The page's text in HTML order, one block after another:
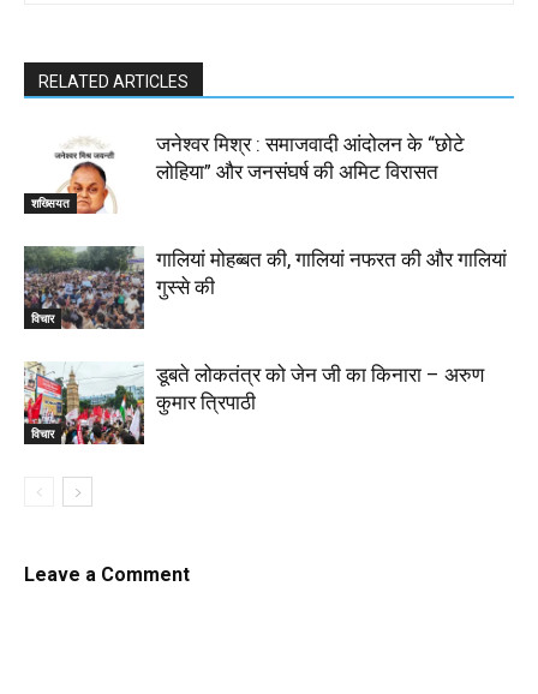
RELATED ARTICLES
शख्सियत
जनेश्वर मिश्र : समाजवादी आंदोलन के “छोटे
लोहिया” और जनसंघर्ष की अमिट विरासत
विचार
गालियां मोहब्बत की, गालियां नफरत की और गालियां
गुस्से की
विचार
डूबते लोकतंत्र को जेन जी का किनारा – अरुण
कुमार त्रिपाठी
Leave a Comment